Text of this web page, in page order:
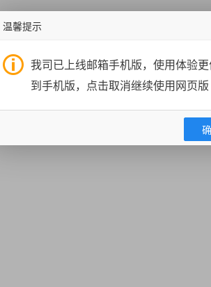
温馨提示
我司已上线邮箱手机版，使用体验
到手机版，点击取消继续使用网页版